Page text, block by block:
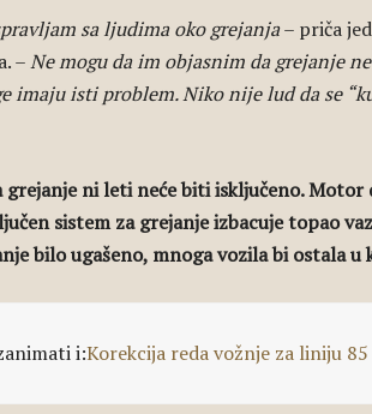
sa ljudima oko grejanja– priča
–Ne mogu da im objasnim da grejanje
imaju isti problem. Niko nije lud da se
ni leti neće biti isključeno. Motor
sistem za grejanje izbacuje topao
bilo ugašeno, mnoga vozila bi ostala u
i:Korekcija reda vožnje za liniju